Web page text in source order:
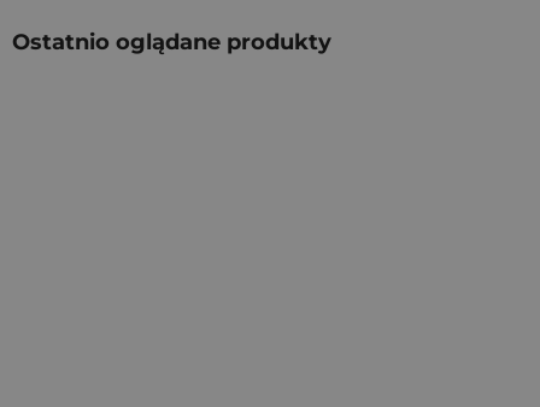
Ostatnio oglądane produkty